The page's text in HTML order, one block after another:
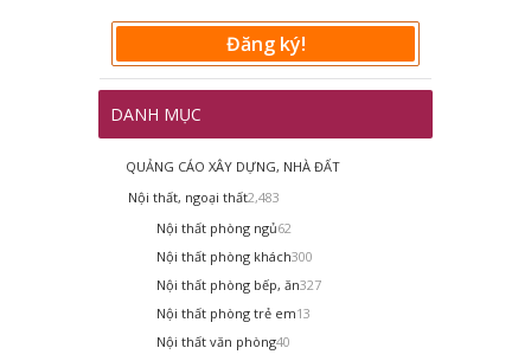
Đăng ký!
DANH MỤC
QUẢNG CÁO XÂY DỰNG, NHÀ ĐẤT
Nội thất, ngoại thất2,483
Nội thất phòng ngủ62
Nội thất phòng khách300
Nội thất phòng bếp, ăn327
Nội thất phòng trẻ em13
Nội thất văn phòng40